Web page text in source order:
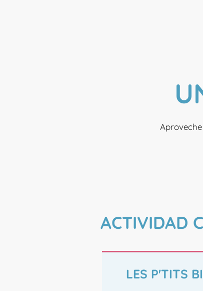
ACTIVIDAD
LES P'TITS